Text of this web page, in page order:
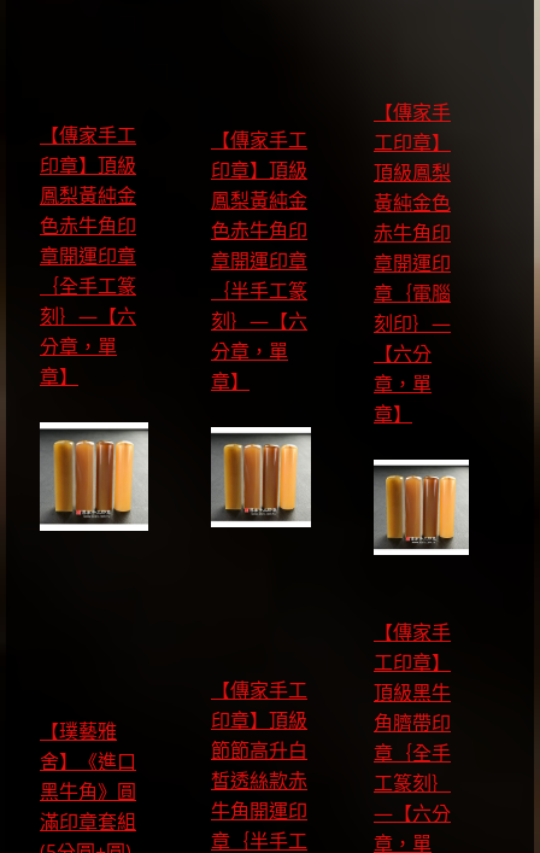
【傳家手工
印章】頂級
鳳梨黃純金
色赤牛角印
章開運印章
｛全手工篆
刻｝—【六
分章，單
章】
【傳家手工
印章】頂級
鳳梨黃純金
色赤牛角印
章開運印章
｛半手工篆
刻｝—【六
分章，單
章】
【傳家手
工印章】
頂級鳳梨
黃純金色
赤牛角印
章開運印
章｛電腦
刻印｝—
【六分
章，單
章】
【璞藝雅
舍】《進口
黑牛角》圓
滿印章套組
【傳家手工
印章】頂級
節節高升白
皙透絲款赤
牛角開運印
章｛半手工
【傳家手
工印章】
頂級黑牛
角臍帶印
章｛全手
工篆刻｝
—【六分
章，單